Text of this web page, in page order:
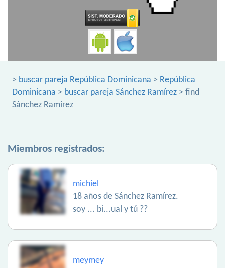
> buscar pareja República Dominicana > República
Dominicana > buscar pareja Sánchez Ramírez > find
Sánchez Ramírez
Miembros registrados:
michiel
18 años de Sánchez Ramírez.
soy ... bi...ual y tú ??
meymey